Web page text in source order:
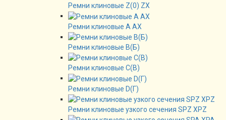
Ремни клиновые Z(0) ZX
Ремни клиновые А AX
Ремни клиновые В(Б)
Ремни клиновые C(B)
Ремни клиновые D(Г)
Ремни клиновые узкого сечения SPZ XPZ